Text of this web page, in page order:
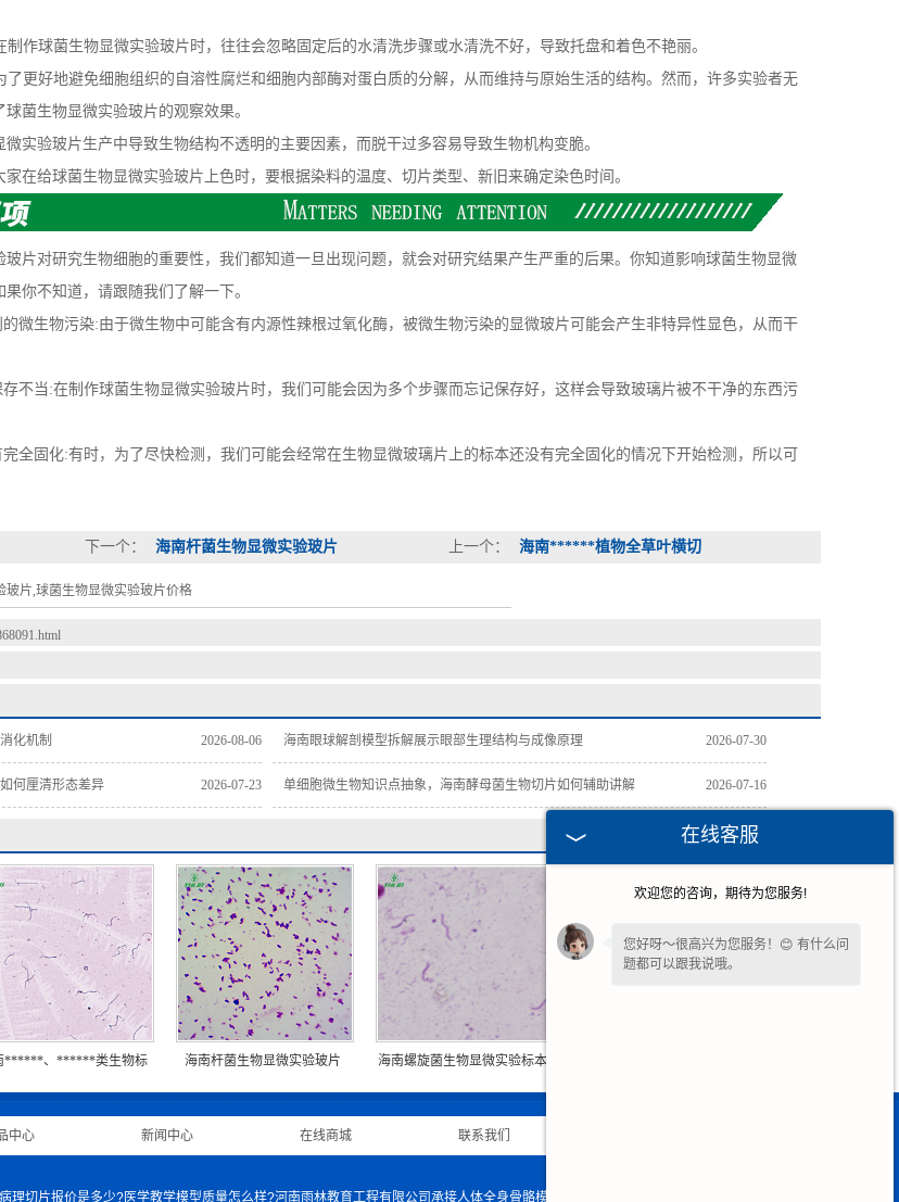
球菌生物显微实验玻片时，往往会忽略固定后的水清洗步骤或水清洗不好，导致托盘和着色不艳丽。
好地避免细胞组织的自溶性腐烂和细胞内部酶对蛋白质的分解，从而维持与原始生活的结构。然而，许多实验者无
菌生物显微实验玻片的观察效果。
验玻片生产中导致生物结构不透明的主要因素，而脱干过多容易导致生物机构变脆。
给球菌生物显微实验玻片上色时，要根据染料的温度、切片类型、新旧来确定染色时间。
对研究生物细胞的重要性，我们都知道一旦出现问题，就会对研究结果产生严重的后果。你知道影响球菌生物显微
你不知道，请跟随我们了解一下。
生物污染:由于微生物中可能含有内源性辣根过氧化酶，被微生物污染的显微玻片可能会产生非特异性显色，从而干
当:在制作球菌生物显微实验玻片时，我们可能会因为多个步骤而忘记保存好，这样会导致玻璃片被不干净的东西污
固化:有时，为了尽快检测，我们可能会经常在生物显微玻璃片上的标本还没有完全固化的情况下开始检测，所以可
上一个： 海南******植物全草叶横切
下一个： 海南杆菌生物显微实验玻片
玻片,球菌生物显微实验玻片价格
2026-08-06
化机制 2026-07-30
海南眼球解剖模型拆解展示眼部生理结构与成像原理
2026-07-23
何厘清形态差异 2026-07-16
单细胞微生物知识点抽象，海南酵母菌生物切片如何辅助讲解
******、******类生物标
海南杆菌生物显微实验玻片
海南螺旋菌生物显微实验标本
中心 新闻中心 在线商城 联系我们
切片报价是多少?医学教学模型质量怎么样?河南雨林教育工程有限公司承接人体全身骨骼模型的生产与销售,欢迎大家来电咨询!
在线客服
欢迎您的咨询，期待为您服务!
您好呀～很高兴为您服务！😊 有什么问
题都可以跟我说哦。